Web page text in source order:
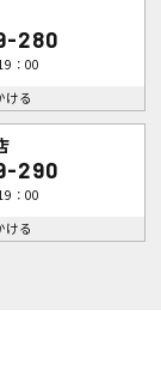
280
：00
ける
290
：00
ける